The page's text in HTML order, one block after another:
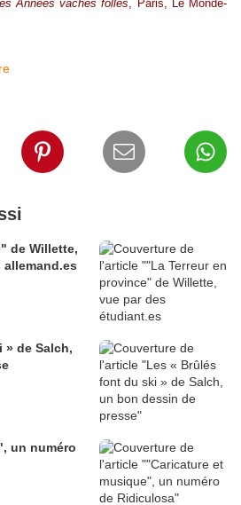
Années vaches folles, Paris, Le Monde-
de Willette,
» de Salch,
un numéro